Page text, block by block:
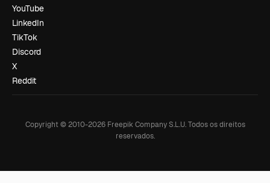
YouTube
LinkedIn
TikTok
Discord
X
Reddit
Copyright © 2010-2026Freepik Company S.L.U. Todos os direitos
reservados.